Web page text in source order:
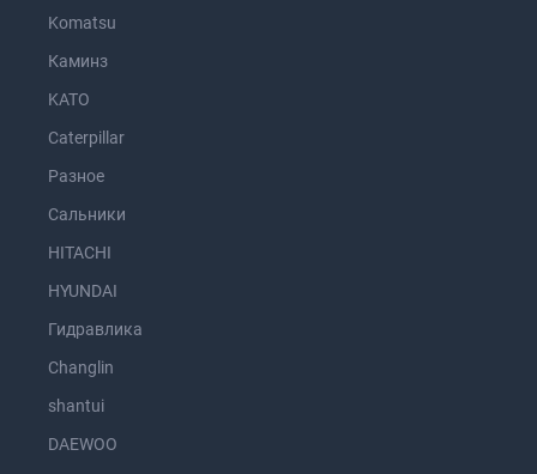
Komatsu
Каминз
KATO
Caterpillar
Разное
Сальники
HITACHI
HYUNDAI
Гидравлика
Changlin
shantui
DAEWOO